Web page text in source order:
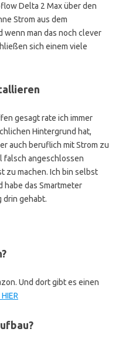
Delta 2 Max über den
Strom aus dem
man das noch clever
sich einem viele
gesagt rate ich immer
Hintergrund hat,
auch beruflich mit Strom zu
falsch angeschlossen
zu machen. Ich bin selbst
habe das Smartmeter
gehabt.
Und dort gibt es einen